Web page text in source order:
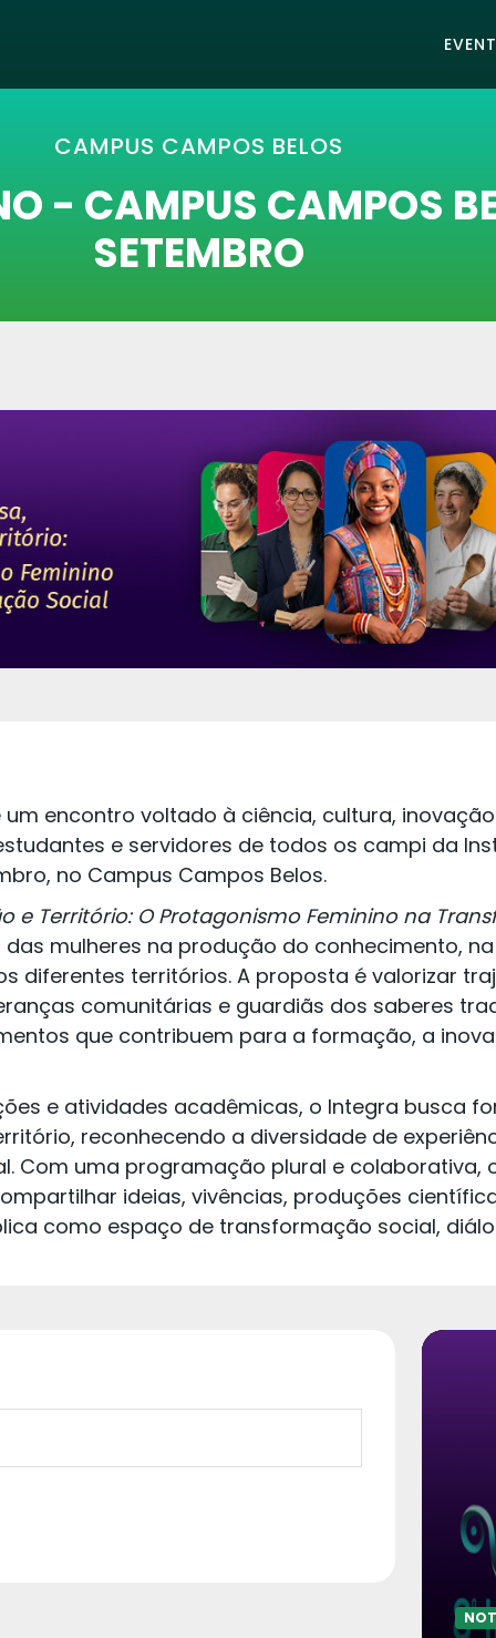
CAMPUS CAMPOS BELOS
- CAMPUS CAMPOS
SETEMBRO
um encontro voltado à ciência, cultura,
e servidores de todos os campi da
no Campus Campos Belos.
e Território: O Protagonismo Feminino na
mulheres na produção do conhecimento,
diferentes territórios. A proposta é valorizar
comunitárias e guardiãs dos saberes
que contribuem para a formação, a
e atividades acadêmicas, o Integra busca
reconhecendo a diversidade de
Com uma programação plural e colaborativa,
ideias, vivências, produções
como espaço de transformação social,